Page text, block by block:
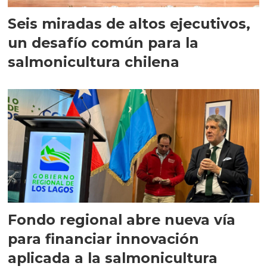
Seis miradas de altos ejecutivos,
un desafío común para la
salmonicultura chilena
Fondo regional abre nueva vía
para financiar innovación
aplicada a la salmonicultura